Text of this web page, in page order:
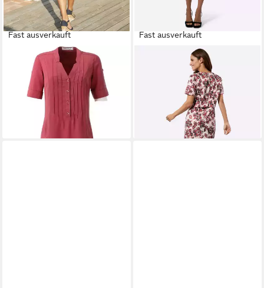
Fast ausverkauft
Etuikleid Kleid Kurzarm
ab 54,99 €
Fast ausverkauft
Etuikleid Webkleid
79,99 €